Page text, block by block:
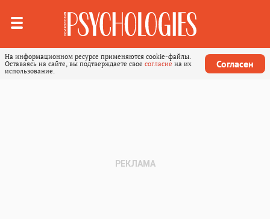
На информационном ресурсе применяются cookie-файлы.
Оставаясь на сайте, вы подтверждаете свое согласие на их
использование.
Согласен